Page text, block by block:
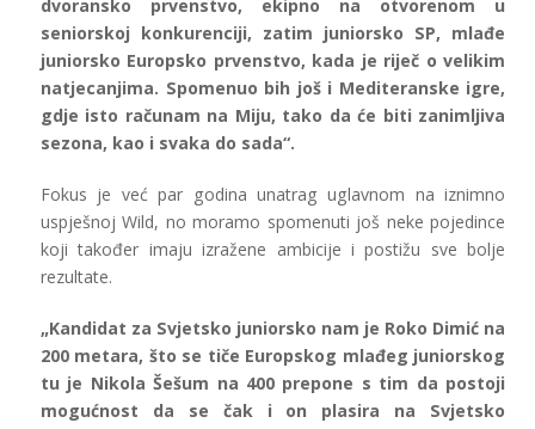
dvoransko prvenstvo, ekipno na otvorenom u
seniorskoj konkurenciji, zatim juniorsko SP, mlađe
juniorsko Europsko prvenstvo, kada je riječ o velikim
natjecanjima. Spomenuo bih još i Mediteranske igre,
gdje isto računam na Miju, tako da će biti zanimljiva
sezona, kao i svaka do sada“.
Fokus je već par godina unatrag uglavnom na iznimno
uspješnoj Wild, no moramo spomenuti još neke pojedince
koji također imaju izražene ambicije i postižu sve bolje
rezultate.
„Kandidat za Svjetsko juniorsko nam je Roko Dimić na
200 metara, što se tiče Europskog mlađeg juniorskog
tu je Nikola Šešum na 400 prepone s tim da postoji
mogućnost da se čak i on plasira na Svjetsko